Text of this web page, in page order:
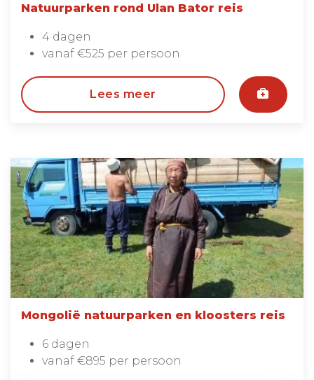
Natuurparken rond Ulan Bator reis
4 dagen
vanaf €525 per persoon
Lees meer
Mongolië natuurparken en kloosters reis
6 dagen
vanaf €895 per persoon